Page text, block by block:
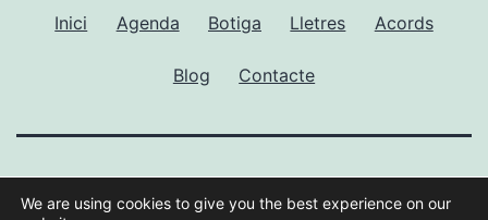
Inici Agenda Botiga Lletres Acords
Blog Contacte
GUILLEM RAMISA
We are using cookies to give you the best experience on our